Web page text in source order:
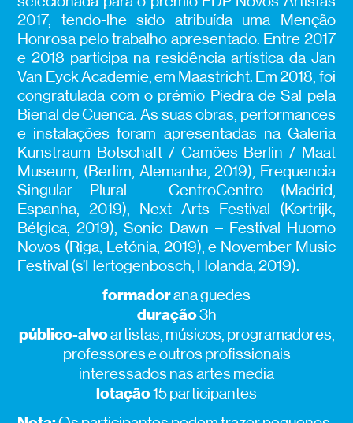
2017, tendo-lhe sido atribuída uma Menção
Honrosa pelo trabalho apresentado. Entre 2017
e 2018 participa na residência artística da Jan
Van Eyck Academie, em Maastricht. Em 2018, foi
congratulada com o prémio Piedra de Sal pela
Bienal de Cuenca. As suas obras, performances
e instalações foram apresentadas na Galeria
Kunstraum Botschaft / Camões Berlin / Maat
Museum, (Berlim, Alemanha, 2019), Frequencia
Singular Plural – CentroCentro (Madrid,
Espanha, 2019), Next Arts Festival (Kortrijk,
Bélgica, 2019), Sonic Dawn – Festival Huomo
Novos (Riga, Letónia, 2019), e November Music
Festival (s’Hertogenbosch, Holanda, 2019).
formadorana guedes
duração3h
público-alvoartistas, músicos, programadores,
professores e outros profissionais
interessados nas artes media
lotação15 participantes